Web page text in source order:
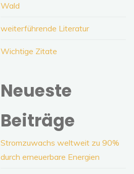
Wald
weiterführende Literatur
Wichtige Zitate
Neueste
Beiträge
Stromzuwachs weltweit zu 90%
durch erneuerbare Energien